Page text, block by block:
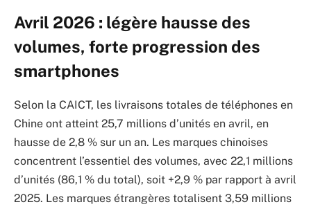
Avril 2026 : légère hausse des
volumes, forte progression des
smartphones
Selon la CAICT, les livraisons totales de téléphones en
Chine ont atteint 25,7 millions d’unités en avril, en
hausse de 2,8 % sur un an. Les marques chinoises
concentrent l’essentiel des volumes, avec 22,1 millions
d’unités (86,1 % du total), soit +2,9 % par rapport à avril
2025. Les marques étrangères totalisent 3,59 millions